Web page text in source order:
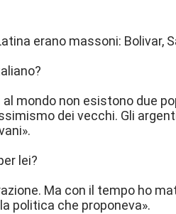
erano massoni: Bolivar,
mondo non esistono due
dei vecchi. Gli
lei?
Ma con il tempo ho
politica che proponeva».